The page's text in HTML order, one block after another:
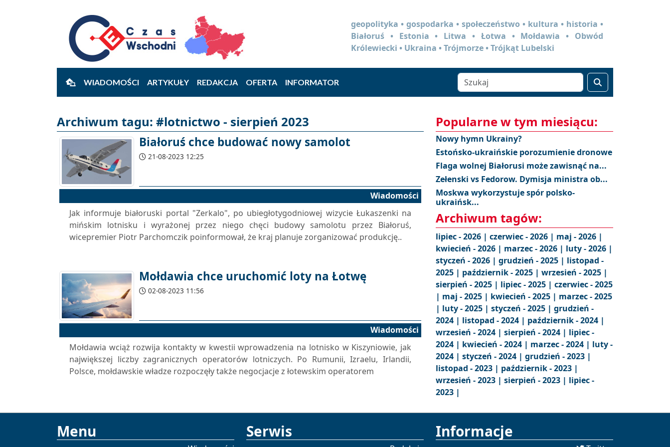
geopolityka • gospodarka • społeczeństwo • kultura • historia •
Białoruś • Estonia • Litwa • Łotwa • Mołdawia • Obwód
Królewiecki • Ukraina • Trójmorze • Trójkąt Lubelski
WIADOMOŚCI ARTYKUŁY REDAKCJA OFERTA INFORMATOR
Archiwum tagu: #lotnictwo - sierpień 2023
Białoruś chce budować nowy samolot
21-08-2023 12:25
Wiadomości
Jak informuje białoruski portal "Zerkalo", po ubiegłotygodniowej wizycie Łukaszenki na
mińskim lotnisku i wyrażonej przez niego chęci budowy samolotu przez Białoruś,
wicepremier Piotr Parchomczik poinformował, że kraj planuje zorganizować produkcję..
Mołdawia chce uruchomić loty na Łotwę
02-08-2023 11:56
Wiadomości
Mołdawia wciąż rozwija kontakty w kwestii wprowadzenia na lotnisko w Kiszyniowie, jak
największej liczby zagranicznych operatorów lotniczych. Po Rumunii, Izraelu, Irlandii,
Polsce, mołdawskie władze rozpoczęły także negocjacje z łotewskim operatorem
Popularne w tym miesiącu:
Nowy hymn Ukrainy?
Estońsko-ukraińskie porozumienie dronowe
Flaga wolnej Białorusi może zawisnąć na...
Zełenski vs Fedorow. Dymisja ministra ob...
Moskwa wykorzystuje spór polsko-
ukraińsk...
Archiwum tagów:
lipiec - 2026 | czerwiec - 2026 | maj - 2026 |
kwiecień - 2026 | marzec - 2026 | luty - 2026 |
styczeń - 2026 | grudzień - 2025 | listopad -
2025 | październik - 2025 | wrzesień - 2025 |
sierpień - 2025 | lipiec - 2025 | czerwiec - 2025
| maj - 2025 | kwiecień - 2025 | marzec - 2025
| luty - 2025 | styczeń - 2025 | grudzień -
2024 | listopad - 2024 | październik - 2024 |
wrzesień - 2024 | sierpień - 2024 | lipiec -
2024 | kwiecień - 2024 | marzec - 2024 | luty -
2024 | styczeń - 2024 | grudzień - 2023 |
listopad - 2023 | październik - 2023 |
wrzesień - 2023 | sierpień - 2023 | lipiec -
2023 |
Menu Serwis Informacje